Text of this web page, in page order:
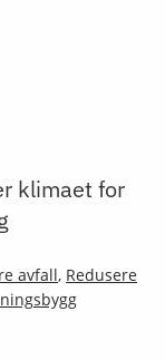
klimaet for
avfall, Redusere